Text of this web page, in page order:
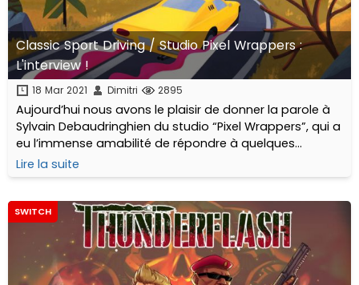
Classic Sport Driving / Studio Pixel Wrappers :
L'interview !
18 Mar 2021 Dimitri 2895
Aujourd’hui nous avons le plaisir de donner la parole à
Sylvain Debaudringhien du studio “Pixel Wrappers”, qui a
eu l’immense amabilité de répondre à quelques
questions à propos de son jeu de course mêlant
tradition et modernité : Classic Sport Driving
Lire la suite
SWITCH